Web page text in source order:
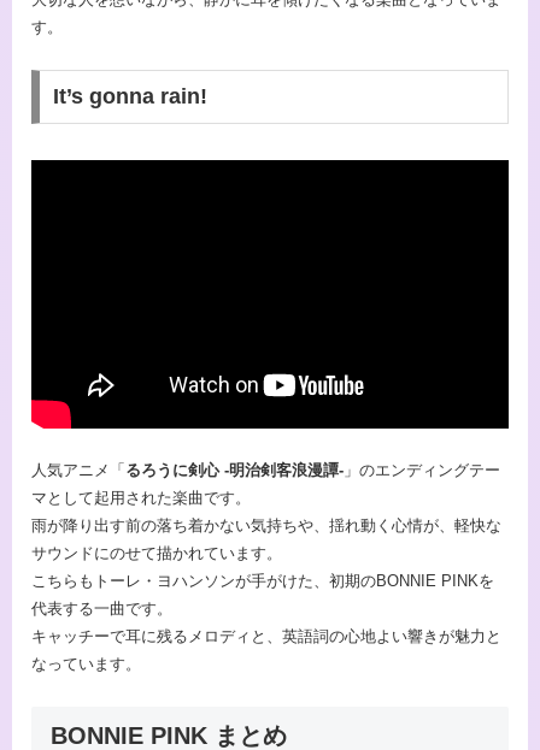
す。
It’s gonna rain!
人気アニメ「 るろうに剣心 -明治剣客浪漫譚- 」のエンディングテー
マとして起用された楽曲です。
雨が降り出す前の落ち着かない気持ちや、揺れ動く心情が、軽快な
サウンドにのせて描かれています。
こちらもトーレ・ヨハンソンが手がけた、初期のBONNIE PINKを
代表する一曲です。
キャッチーで耳に残るメロディと、英語詞の心地よい響きが魅力と
なっています。
BONNIE PINK まとめ